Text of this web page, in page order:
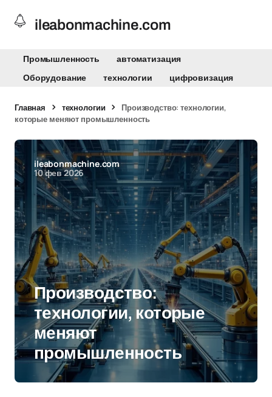
ileabonmachine.com
Промышленность
автоматизация
Оборудование
технологии цифровизация
Главная технологии
Производство: технологии,
которые меняют промышленность
ileabonmachine.com
10 фев 2026
Производство:
технологии, которые
меняют
промышленность